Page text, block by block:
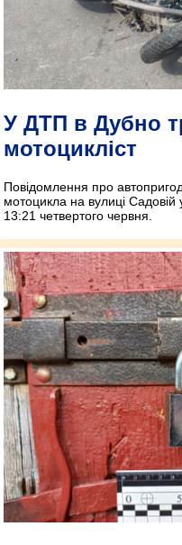
У ДТП в Дубно
мотоцикліст
Повідомлення про
мотоцикла на вулиці Садовій
13:21 четвертого червня.